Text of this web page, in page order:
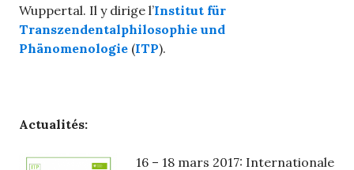
Wuppertal. Il y dirige l’Institut für
Transzendentalphilosophie und
Phänomenologie (ITP).
Actualités:
16 – 18 mars 2017: Internationale